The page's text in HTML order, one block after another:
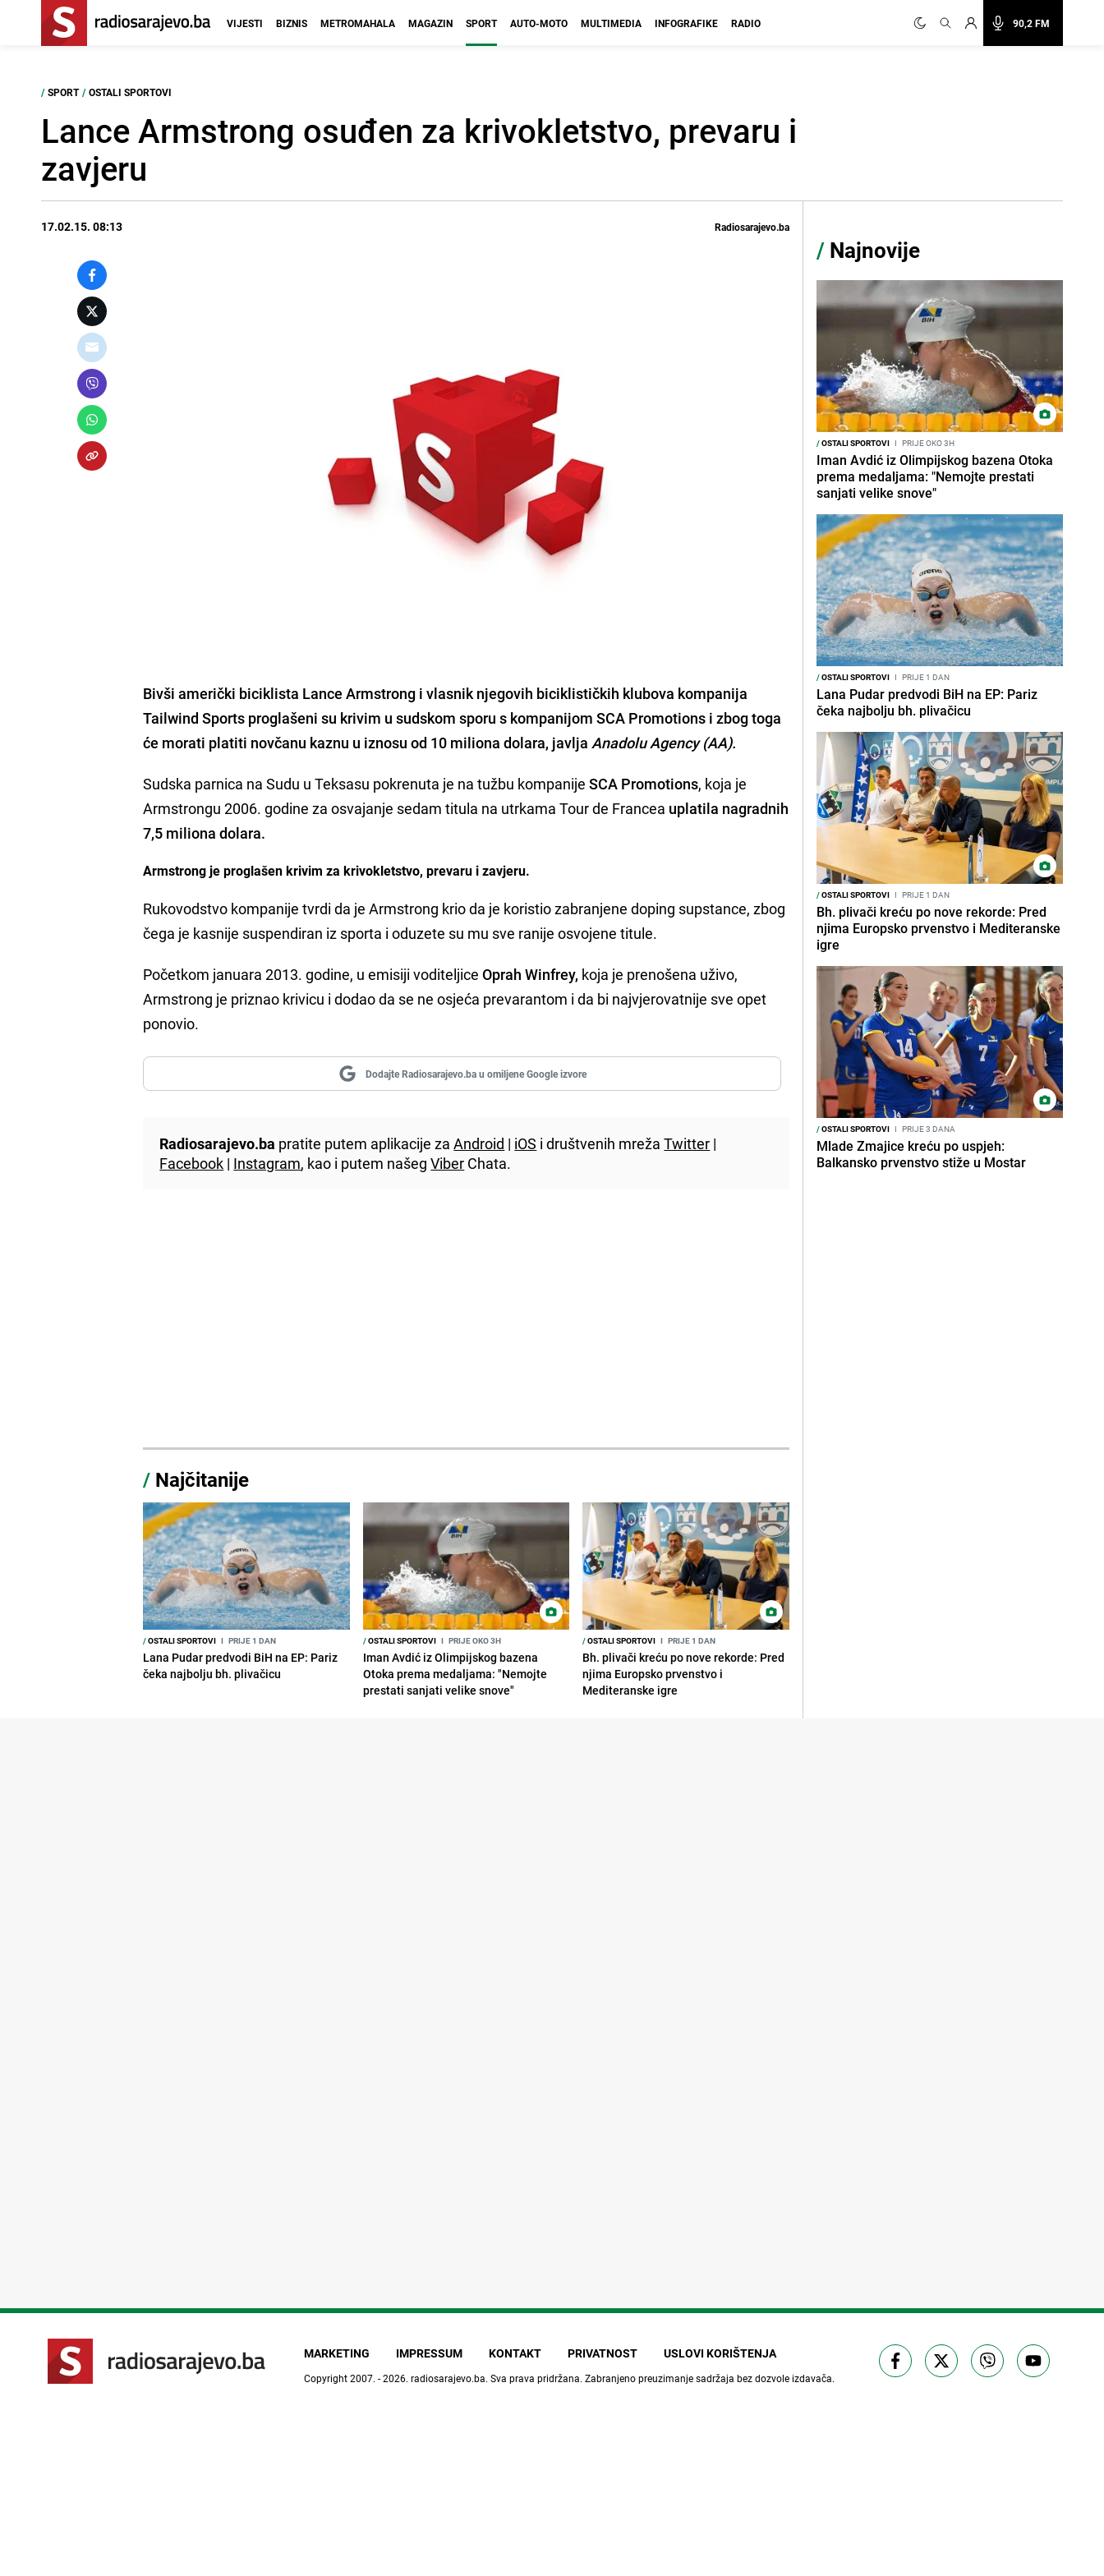
90,2 FM
VIJESTI BIZNIS METROMAHALA MAGAZIN SPORT AUTO-MOTO MULTIMEDIA INFOGRAFIKE RADIO
/ SPORT / OSTALI SPORTOVI
Lance Armstrong osuđen za krivokletstvo, prevaru i
zavjeru
17.02.15. 08:13 Radiosarajevo.ba
Bivši američki biciklista Lance Armstrong i vlasnik njegovih biciklističkih klubova kompanija
Tailwind Sports proglašeni su krivim u sudskom sporu s kompanijom SCA Promotions i zbog toga
će morati platiti novčanu kaznu u iznosu od 10 miliona dolara, javlja Anadolu Agency (AA).
Sudska parnica na Sudu u Teksasu pokrenuta je na tužbu kompanije SCA Promotions, koja je
Armstrongu 2006. godine za osvajanje sedam titula na utrkama Tour de Francea uplatila nagradnih
7,5 miliona dolara.
Armstrong je proglašen krivim za krivokletstvo, prevaru i zavjeru.
Rukovodstvo kompanije tvrdi da je Armstrong krio da je koristio zabranjene doping supstance, zbog
čega je kasnije suspendiran iz sporta i oduzete su mu sve ranije osvojene titule.
Početkom januara 2013. godine, u emisiji voditeljiceOprah Winfrey, koja je prenošena uživo,
Armstrong je priznao krivicu i dodao da se ne osjeća prevarantom i da bi najvjerovatnije sve opet
ponovio.
Dodajte Radiosarajevo.ba u omiljene Google izvore
Radiosarajevo.ba pratite putem aplikacije zaAndroid | iOS i društvenih mrežaTwitter |
Facebook | Instagram, kao i putem našegViber Chata.
/ Najčitanije
/OSTALI SPORTOVI I PRIJE 1 DAN
Lana Pudar predvodi BiH na EP: Pariz
čeka najbolju bh. plivačicu
/OSTALI SPORTOVI I PRIJE OKO 3H
Iman Avdić iz Olimpijskog bazena
Otoka prema medaljama: "Nemojte
prestati sanjati velike snove"
/OSTALI SPORTOVI I PRIJE 1 DAN
Bh. plivači kreću po nove rekorde: Pred
njima Europsko prvenstvo i
Mediteranske igre
/ Najnovije
/OSTALI SPORTOVI I PRIJE OKO 3H
Iman Avdić iz Olimpijskog bazena Otoka
prema medaljama: "Nemojte prestati
sanjati velike snove"
/OSTALI SPORTOVI I PRIJE 1 DAN
Lana Pudar predvodi BiH na EP: Pariz
čeka najbolju bh. plivačicu
/OSTALI SPORTOVI I PRIJE 1 DAN
Bh. plivači kreću po nove rekorde: Pred
njima Europsko prvenstvo i Mediteranske
igre
/OSTALI SPORTOVI I PRIJE 3 DANA
Mlade Zmajice kreću po uspjeh:
Balkansko prvenstvo stiže u Mostar
MARKETING IMPRESSUM KONTAKT PRIVATNOST USLOVI KORIŠTENJA
Copyright 2007. - 2026. radiosarajevo.ba. Sva prava pridržana. Zabranjeno preuzimanje sadržaja bez dozvole izdavača.